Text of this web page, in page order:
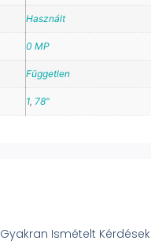
Használt
0 MP
Független
1, 78"
Gyakran Ismételt Kérdések